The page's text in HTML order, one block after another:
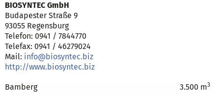
BIOSYNTEC GmbH
Budapester Straße 9
93055 Regensburg
Telefon: 0941 / 7844770
Telefax: 0941 / 46279024
Mail: info@biosyntec.biz
http://www.biosyntec.biz
Bamberg 3.500 m3